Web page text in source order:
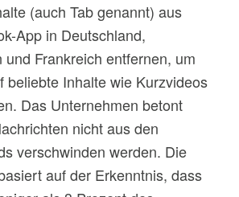
(auch Tab genannt) aus
App in Deutschland,
Frankreich entfernen, um
beliebte Inhalte wie Kurzvideos
Das Unternehmen betont
nicht aus den
verschwinden werden. Die
auf der Erkenntnis, dass